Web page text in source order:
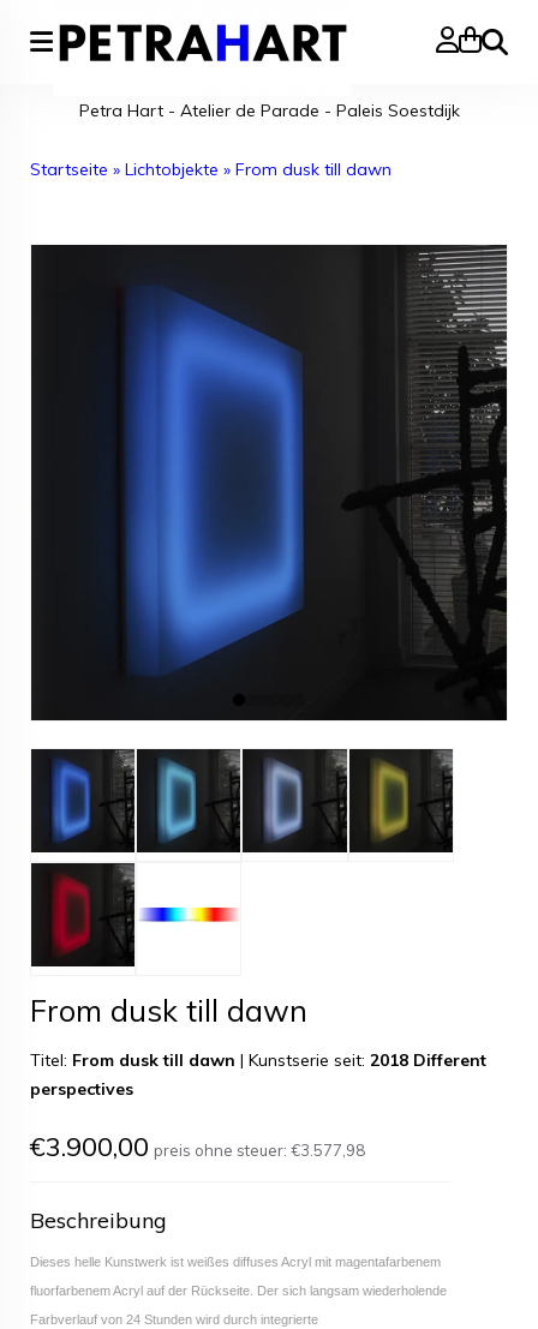
Suche
Petra Hart - Atelier de Parade - Paleis Soestdijk
Startseite » Lichtobjekte » From dusk till dawn
From dusk till dawn
Titel: From dusk till dawn | Kunstserie seit: 2018 Different
perspectives
€3.900,00 preis ohne steuer: €3.577,98
Beschreibung
Dieses helle Kunstwerk ist weißes diffuses Acryl mit magentafarbenem
fluorfarbenem Acryl auf der Rückseite. Der sich langsam wiederholende
Farbverlauf von 24 Stunden wird durch integrierte